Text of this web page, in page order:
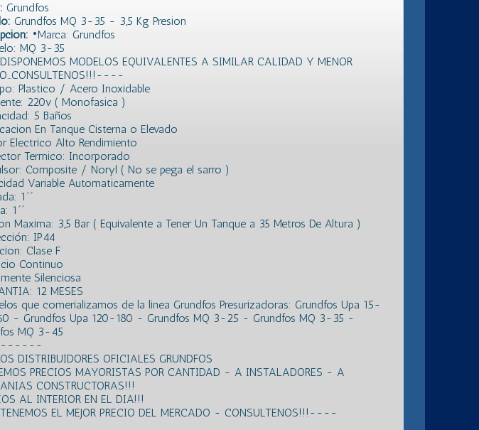
Grundfos
Grundfos MQ 3-35 - 3,5 Kg Presion
•Marca: Grundfos
MQ 3-35
MODELOS EQUIVALENTES A SIMILAR CALIDAD Y MENOR
Plastico / Acero Inoxidable
220v ( Monofasica )
5 Baños
En Tanque Cisterna o Elevado
Electrico Alto Rendimiento
Termico: Incorporado
Composite / Noryl ( No se pega el sarro )
Variable Automaticamente
1´´
1´´
Maxima: 3,5 Bar ( Equivalente a Tener Un Tanque a 35 Metros De Altura )
IP44
Clase F
Continuo
Silenciosa
12 MESES
que comerializamos de la linea Grundfos Presurizadoras: Grundfos Upa 15-
- Grundfos Upa 120-180 - Grundfos MQ 3-25 - Grundfos MQ 3-35 -
MQ 3-45
DISTRIBUIDORES OFICIALES GRUNDFOS
PRECIOS MAYORISTAS POR CANTIDAD - A INSTALADORES - A
CONSTRUCTORAS!!!
AL INTERIOR EN EL DIA!!!
EL MEJOR PRECIO DEL MERCADO - CONSULTENOS!!!----